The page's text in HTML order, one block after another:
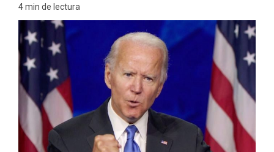
4 min de lectura